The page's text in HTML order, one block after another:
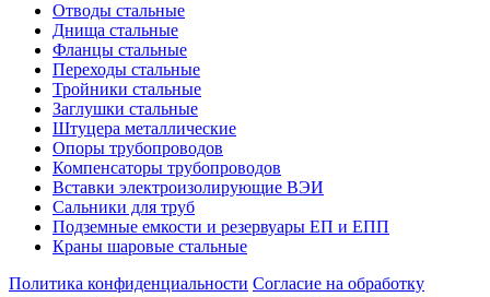
Отводы стальные
Днища стальные
Фланцы стальные
Переходы стальные
Тройники стальные
Заглушки стальные
Штуцера металлические
Опоры трубопроводов
Компенсаторы трубопроводов
Вставки электроизолирующие ВЭИ
Сальники для труб
Подземные емкости и резервуары ЕП и ЕПП
Краны шаровые стальные
Политика конфиденциальности Согласие на обработку